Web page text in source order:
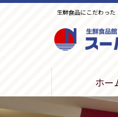
生鮮食品にこだわっ
ホー